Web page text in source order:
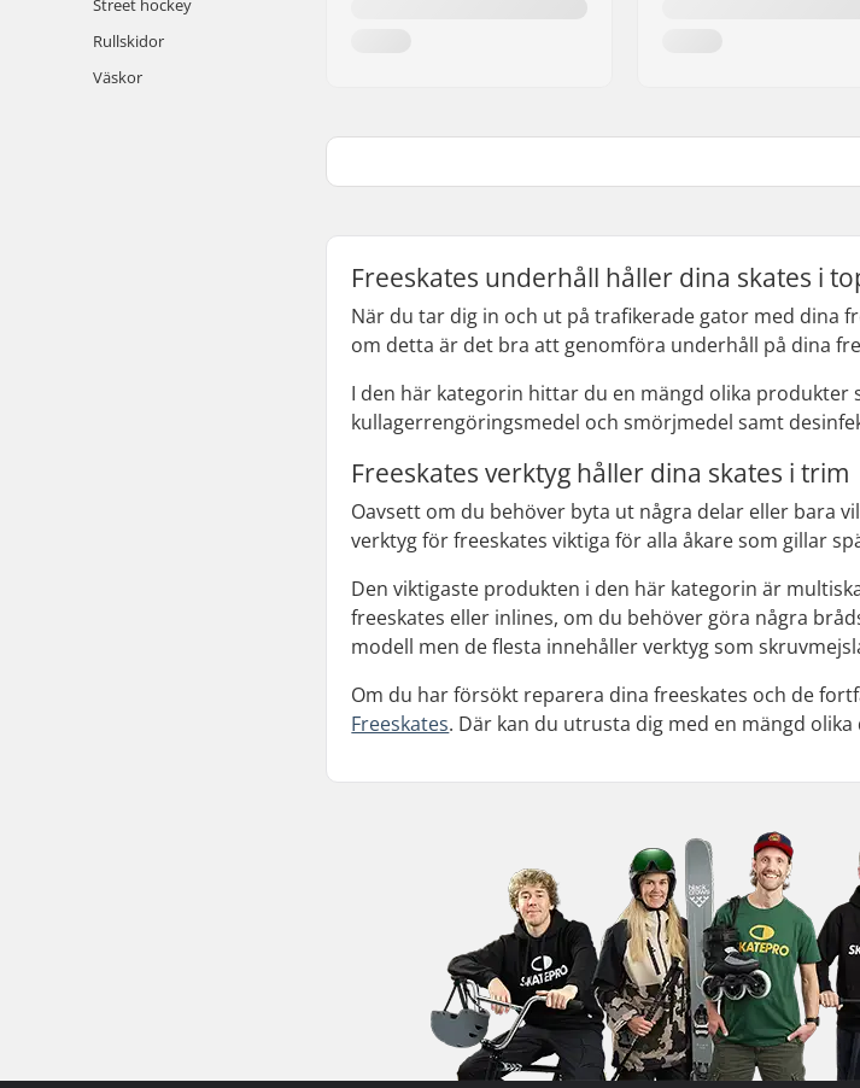
Street hockey
Rullskidor
Väskor
Freeskates underhåll håller dina skates i
När du tar dig in och ut på trafikerade gator med dina
om detta är det bra att genomföra underhåll på dina
I den här kategorin hittar du en mängd olika
kullagerrengöringsmedel och smörjmedel samt
Freeskates verktyg håller dina skates i trim
Oavsett om du behöver byta ut några delar eller bara
verktyg för freeskates viktiga för alla åkare som gillar
Den viktigaste produkten i den här kategorin är
freeskates eller inlines, om du behöver göra några
modell men de flesta innehåller verktyg som
Om du har försökt reparera dina freeskates och de
Freeskates. Där kan du utrusta dig med en mängd